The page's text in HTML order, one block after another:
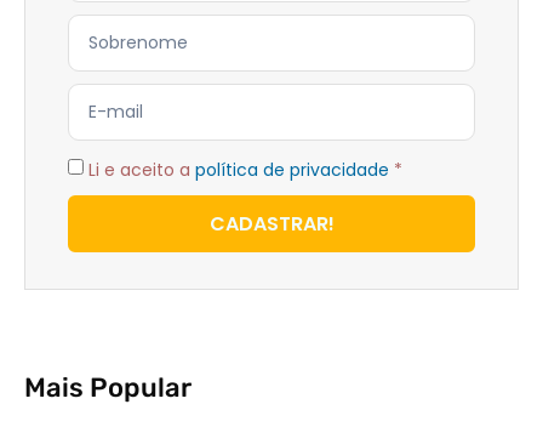
Li e aceito a política de privacidade *
CADASTRAR!
Mais Popular